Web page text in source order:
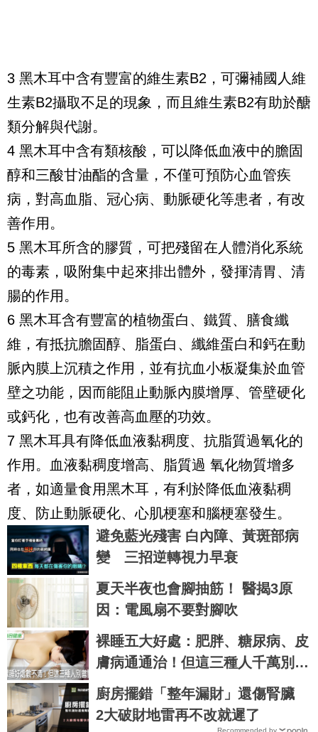
3 黑木耳中含有豐富的維生素B2，可彌補國人維
生素B2攝取不足的現象，而且維生素B2有助於醣
類分解與代謝。
4 黑木耳中含有類核酸，可以降低血液中的膽固
醇和三酸甘油酯的含量，不僅可預防心血管疾
病，對高血脂、冠心病、動脈硬化等患者，有改
善作用。
5 黑木耳所含的膠質，可把殘留在人體消化系統
的毒素，吸附集中起來排出體外，發揮清胃、清
腸的作用。
6 黑木耳含有豐富的植物蛋白、鐵質、膳食纖
維，有抵抗膽固醇、脂蛋白、纖維蛋白和鈣在動
脈內膜上沉積之作用，並有抗血小板凝集於血管
壁之功能，因而能阻止動脈內膜增厚、管壁硬化
或鈣化，也有改善高血壓的功效。
7 黑木耳具有降低血液黏稠度、抗脂質過氧化的
作用。血液黏稠度增高、脂質過 氧化物質增多
者，如適量食用黑木耳，有利於降低血液黏稠
度、防止動脈硬化、心肌梗塞和腦梗塞發生。
避免藍光殘害 白內障、黃斑部病
變 三招逆轉視力早衰
夏天半夜也會腳抽筋！ 醫揭3原
因：電風扇不要對腳吹
裸睡五大好處：肥胖、糖尿病、皮
膚病通通治！但這三種人千萬別試
｜每日健康 Health
廚房擺錯「整年漏財」還傷腎臟
2大破財地雷再不改就遲了